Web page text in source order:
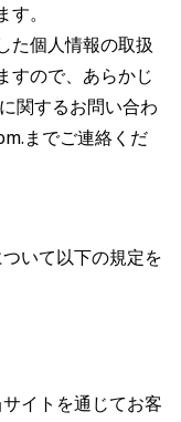
。
た個人情報の取扱
すので、あらかじ
関するお問い合わ
までご連絡くだ
いて以下の規定を
イトを通じてお客